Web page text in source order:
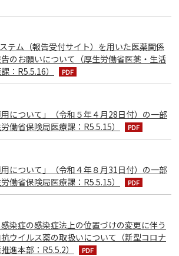
テム（報告受付サイト）を用いた医薬関係
のお願いについて（厚生労働省医薬・生活
：R5.5.16）
用について」（令和５年４月28日付）の一部
働省保険局医療課：R5.5.15）
用について」（令和４年８月31日付）の一部
働省保険局医療課：R5.5.15）
染症の感染症法上の位置づけの変更に伴う
ウイルス薬の取扱いについて（新型コロナ
進本部：R5.5.2）